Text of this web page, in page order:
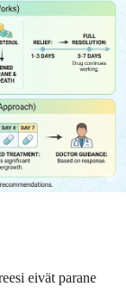
eivät parane